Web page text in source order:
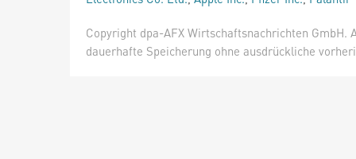
Copyright dpa-AFX Wirtschaftsnachrichten
dauerhafte Speicherung ohne ausdrückliche